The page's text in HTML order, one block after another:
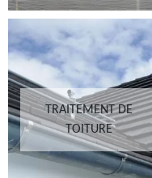
TRAITEMENT DE
TOITURE